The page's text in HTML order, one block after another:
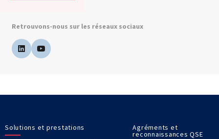
Retrouvons-nous sur les réseaux sociaux
Solutions et prestations
Agréments et
reconnaissances QSE